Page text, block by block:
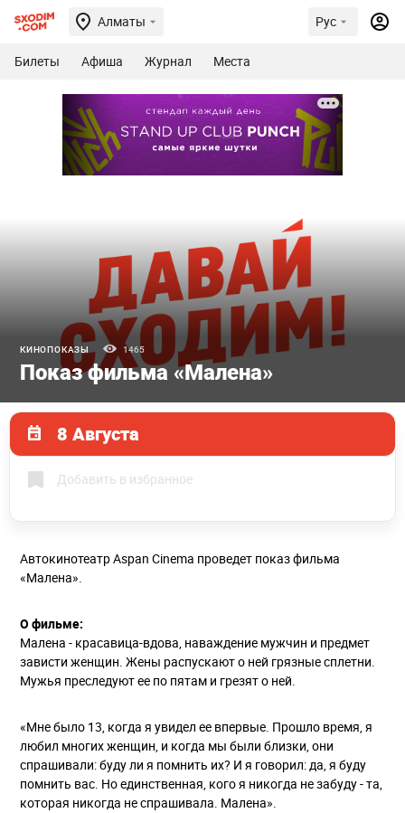
Алматы Рус
Билеты Афиша Журнал Места
КИНОПОКАЗЫ 1465
Показ фильма «Малена»
8 Августа
Добавить в избранное
Автокинотеатр Aspan Cinema проведет показ фильма
«Малена».
О фильме:
Малена - красавица-вдова, наваждение мужчин и предмет
зависти женщин. Жены распускают о ней грязные сплетни.
Мужья преследуют ее по пятам и грезят о ней.
«Мне было 13, когда я увидел ее впервые. Прошло время, я
любил многих женщин, и когда мы были близки, они
спрашивали: буду ли я помнить их? И я говорил: да, я буду
помнить вас. Но единственная, кого я никогда не забуду - та,
которая никогда не спрашивала. Малена».